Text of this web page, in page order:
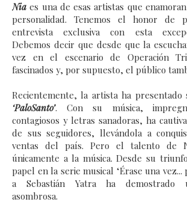
Nia es una de esas artistas que
personalidad. Tenemos el honor de
entrevista exclusiva con esta
Debemos decir que desde que la
vez en el escenario de Operación
fascinados y, por supuesto, el público
Recientemente, la artista ha
‘PaloSanto’. Con su música,
contagiosos y letras sanadoras, ha
de sus seguidores, llevándola a
ventas del país. Pero el talento de
únicamente a la música. Desde su
papel en la serie musical ‘Érase una vez...
a Sebastián Yatra ha demostrado
asombrosa.